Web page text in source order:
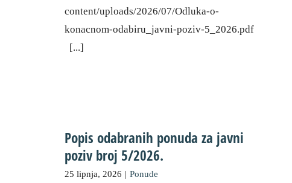
content/uploads/2026/07/Odluka-o-
konacnom-odabiru_javni-poziv-5_2026.pdf
[...]
Popis odabranih ponuda za javni
poziv broj 5/2026.
25 lipnja, 2026 | Ponude